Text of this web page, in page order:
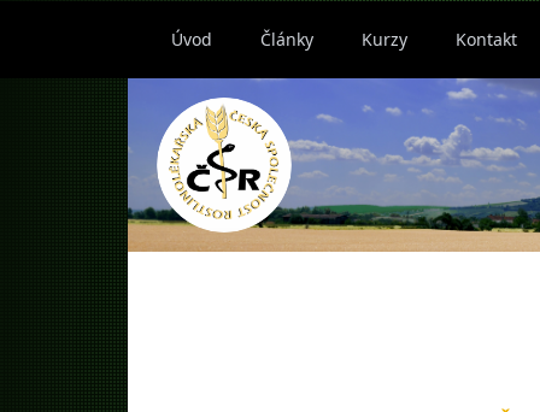
Úvod Články Kurzy Kontakt